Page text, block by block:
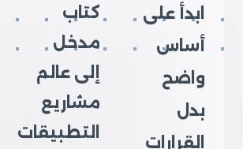
ابدأ على
أساس
واضح
بدل
القرارات
كتاب
مدخل
إلى عالم
مشاريع
التطبيقات